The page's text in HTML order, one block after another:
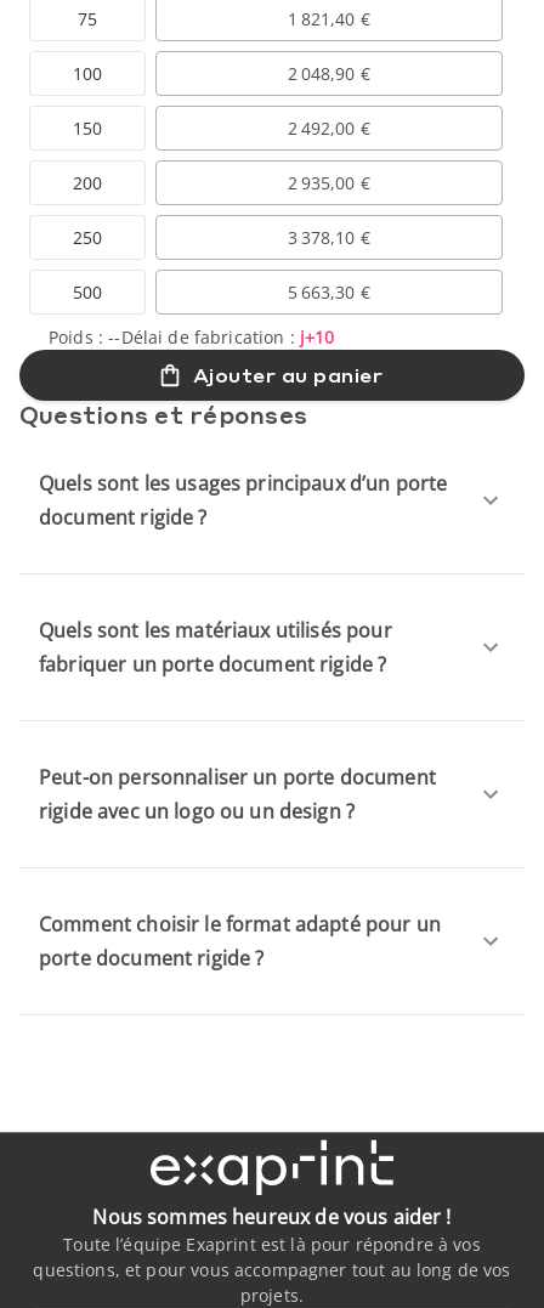
75
100
150
200
250
500
1 821,40 €
2 048,90 €
2 492,00 €
2 935,00 €
3 378,10 €
5 663,30 €
Poids :--Délai de fabrication : j+10
Ajouter au panier
Questions et réponses
Quels sont les usages principaux d’un porte
document rigide ?
Quels sont les matériaux utilisés pour
fabriquer un porte document rigide ?
Peut-on personnaliser un porte document
rigide avec un logo ou un design ?
Comment choisir le format adapté pour un
porte document rigide ?
Nous sommes heureux de vous aider !
Toute l’équipe Exaprint est là pour répondre à vos
questions, et pour vous accompagner tout au long de vos
projets.